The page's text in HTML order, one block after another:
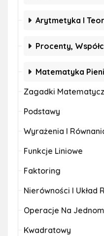
Arytmetyka I
Procenty,
Matematyka
Zagadki
Podstawy
Wyrażenia I
Funkcje Liniowe
Faktoring
Nierówności I Układ
Operacje Na
Kwadratowy